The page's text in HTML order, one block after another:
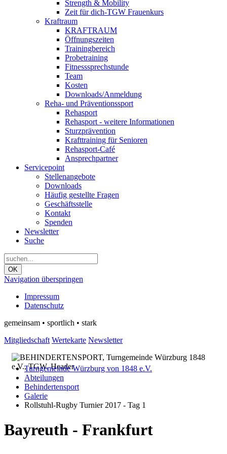
Strength & Mobility
Zeit für dich-TGW Frauenkurs
Kraftraum
KRAFTRAUM
Öffnungszeiten
Trainingbereich
Probetraining
Fitnesssprechstunde
Team
Kosten
Downloads/Anmeldung
Reha- und Präventionssport
Rehasport
Rehasport - weitere Informationen
Sturzprävention
Krafttraining für Senioren
Rehasport-Café
Ansprechpartner
Servicepoint
Stellenangebote
Downloads
Häufig gestellte Fragen
Geschäftsstelle
Kontakt
Spenden
Newsletter
Suche
OK
Navigation überspringen
Impressum
Datenschutz
gemeinsam • sportlich • stark
Mitgliedschaft Wertekarte Newsletter
Turngemeinde Würzburg von 1848 e.V.
Abteilungen
Behindertensport
Galerie
Rollstuhl-Rugby Turnier 2017 - Tag 1
Bayreuth - Frankfurt